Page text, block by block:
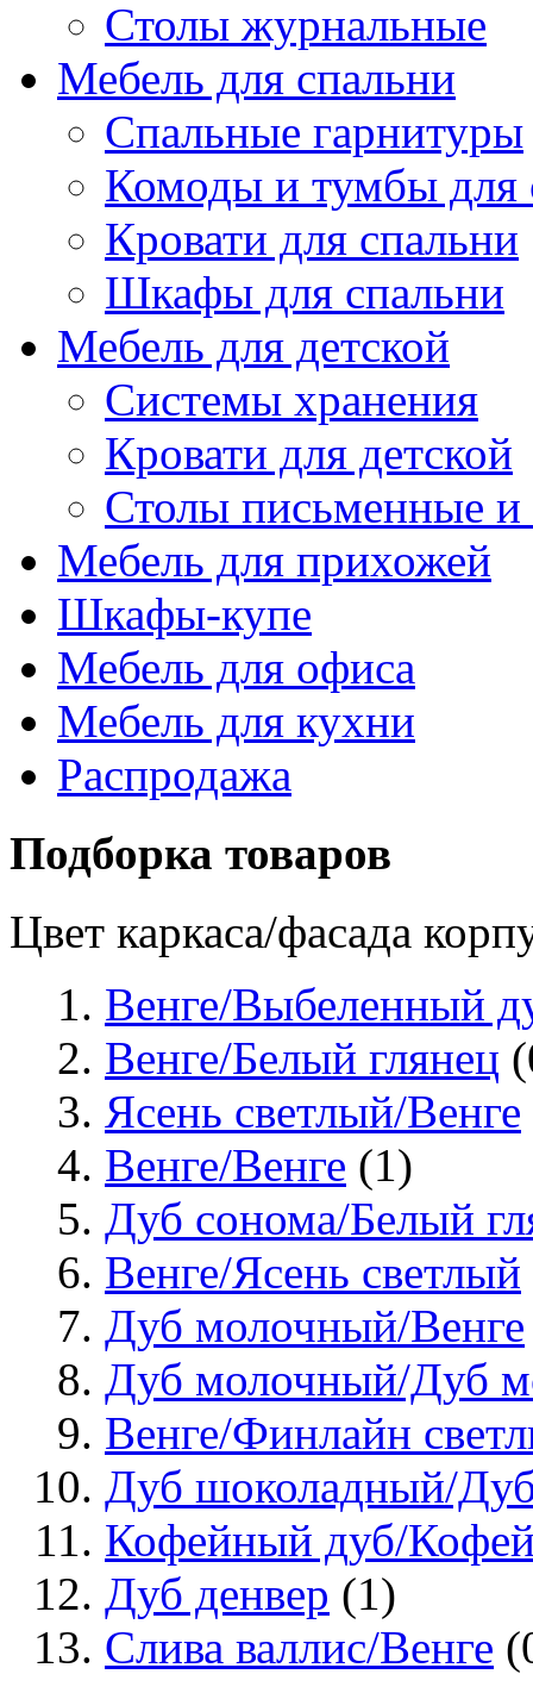
Столы журнальные
Мебель для спальни
Спальные гарнитуры
Комоды и тумбы для
Кровати для спальни
Шкафы для спальни
Мебель для детской
Системы хранения
Кровати для детской
Столы письменные
Мебель для прихожей
Шкафы-купе
Мебель для офиса
Мебель для кухни
Распродажа
Подборка товаров
Цвет каркаса/фасада
Венге/Выбеленный
Венге/Белый глянец
Ясень светлый/Венге
Венге/Венге (1)
Дуб сонома/Белый
Венге/Ясень светлый
Дуб молочный/Венге
Дуб молочный/Дуб
Венге/Финлайн
Дуб шоколадный/
Кофейный дуб/
Дуб денвер (1)
Слива валлис/Венге